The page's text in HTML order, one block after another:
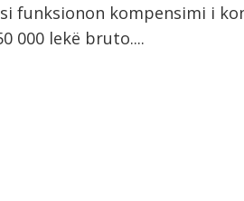
funksionon kompensimi i
000 lekë bruto....